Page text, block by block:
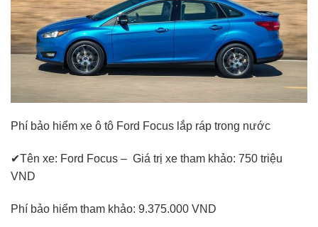
Phí bảo hiểm xe ô tô Ford Focus lắp ráp trong nước
✔Tên xe: Ford Focus – Giá trị xe tham khảo: 750 triệu
VND
Phí bảo hiểm tham khảo: 9.375.000 VND